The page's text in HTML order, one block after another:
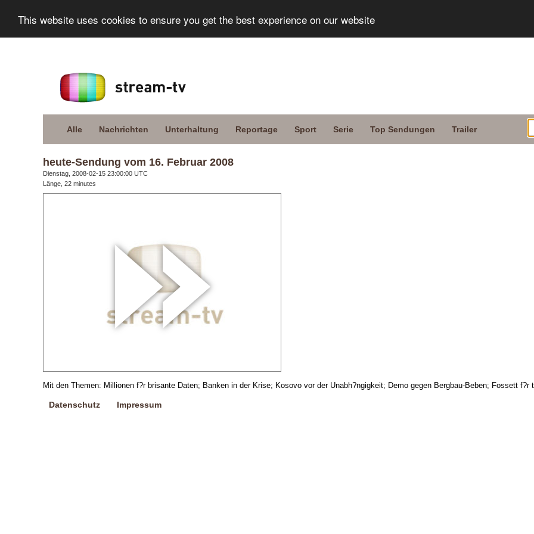
This website uses cookies to ensure you get the best experience on our website
Alle Nachrichten Unterhaltung Reportage Sport Serie Top Sendungen Trailer
heute-Sendung vom 16. Februar 2008
Dienstag, 2008-02-15 23:00:00 UTC
Länge, 22 minutes
Mit den Themen: Millionen f?r brisante Daten; Banken in der Krise; Kosovo vor der Unabh?ngigkeit; Demo gegen Bergbau-Beben; Fossett f?r
Datenschutz Impressum